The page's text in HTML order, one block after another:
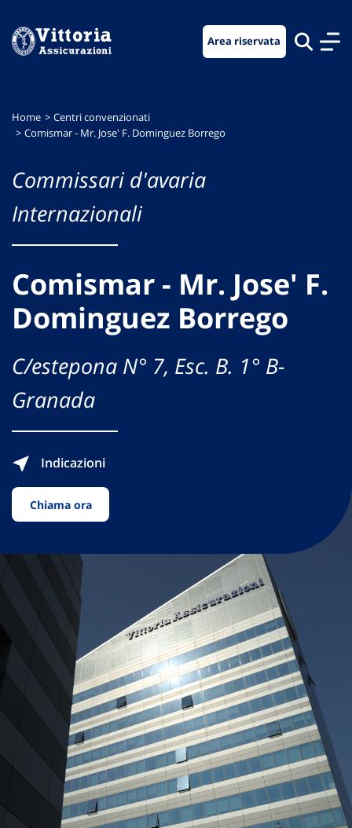
menu
contenuto
footer
Area riservata
Home
Centri convenzionati
Comismar - Mr. Jose' F. Dominguez Borrego
Commissari d'avaria
Internazionali
Comismar - Mr. Jose' F.
Dominguez Borrego
C/estepona N° 7, Esc. B. 1° B-
Granada
Indicazioni
Chiama ora